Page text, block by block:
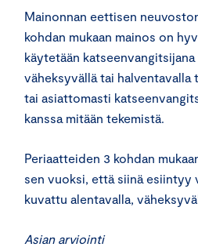
Mainonnan eettisen
kohdan mukaan mainos on
käytetään
väheksyvällä tai
tai asiattomasti
kanssa mitään tekemistä.
Periaatteiden 3 kohdan
sen vuoksi, että siinä esiintyy
kuvattu alentavalla,
Asian arviointi